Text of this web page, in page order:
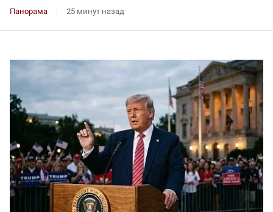
Панорама 25 минут назад